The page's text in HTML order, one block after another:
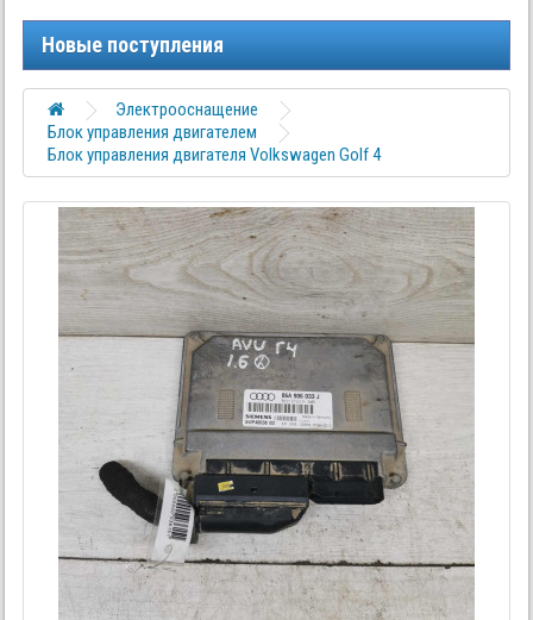
Новые поступления
Электрооснащение
Блок управления двигателем
Блок управления двигателя Volkswagen Golf 4